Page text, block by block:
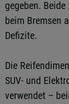
gegeben.
beim Bremsen
Defizite.
Die
SUV- und
verwendet –